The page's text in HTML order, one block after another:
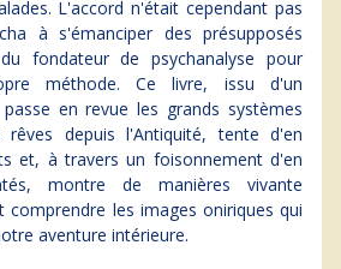
L'accord n'était cependant pas
à s'émanciper des présupposés
fondateur de psychanalyse pour
méthode. Ce livre, issu d'un
en revue les grands systèmes
rêves depuis l'Antiquité, tente d'en
et, à travers un foisonnement d'en
montre de manières vivante
les images oniriques qui
aventure intérieure.